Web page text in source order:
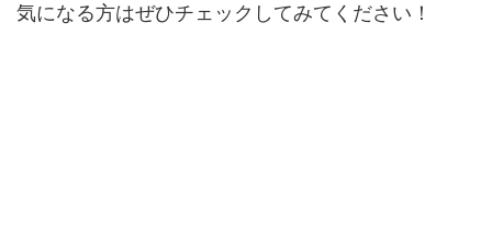
気になる方はぜひチェックしてみてください！